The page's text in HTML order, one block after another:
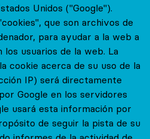
Unidos ("Google").
que son archivos de
para ayudar a la web a
los usuarios de la web. La
cookie acerca de su uso de la
IP) será directamente
Google en los servidores
usará esta información por
de seguir la pista de su